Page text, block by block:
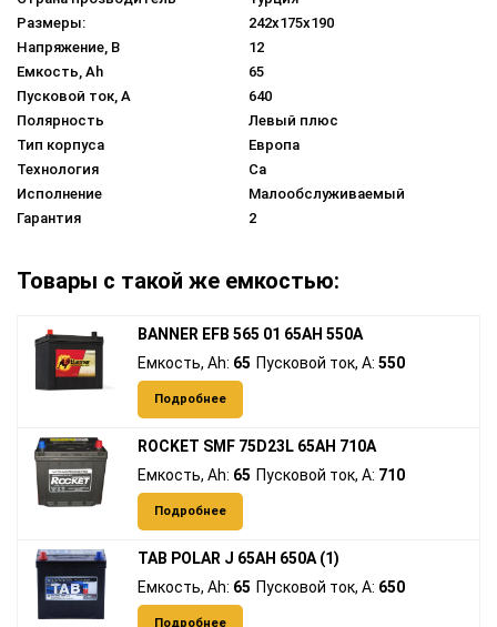
Размеры:
242x175x190
Напряжение, В
12
Емкость, Ah
65
Пусковой ток, A
640
Полярность
Левый плюс
Тип корпуса
Европа
Технология
Ca
Исполнение
Малообслуживаемый
Гарантия
2
Товары с такой же емкостью:
BANNER EFB 565 01 65AH 550A
Емкость, Ah: 65 Пусковой ток, A: 550
Подробнее
ROCKET SMF 75D23L 65AH 710A
Емкость, Ah: 65 Пусковой ток, A: 710
Подробнее
TAB POLAR J 65AH 650A (1)
Емкость, Ah: 65 Пусковой ток, A: 650
Подробнее